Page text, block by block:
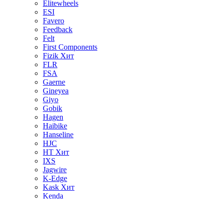
Elitewheels
ESI
Favero
Feedback
Felt
First Components
Fizik Хит
FLR
FSA
Gaerne
Gineyea
Giyo
Gobik
Hagen
Haibike
Hanseline
HJC
HT Хит
IXS
Jagwire
K-Edge
Kask Хит
Kenda